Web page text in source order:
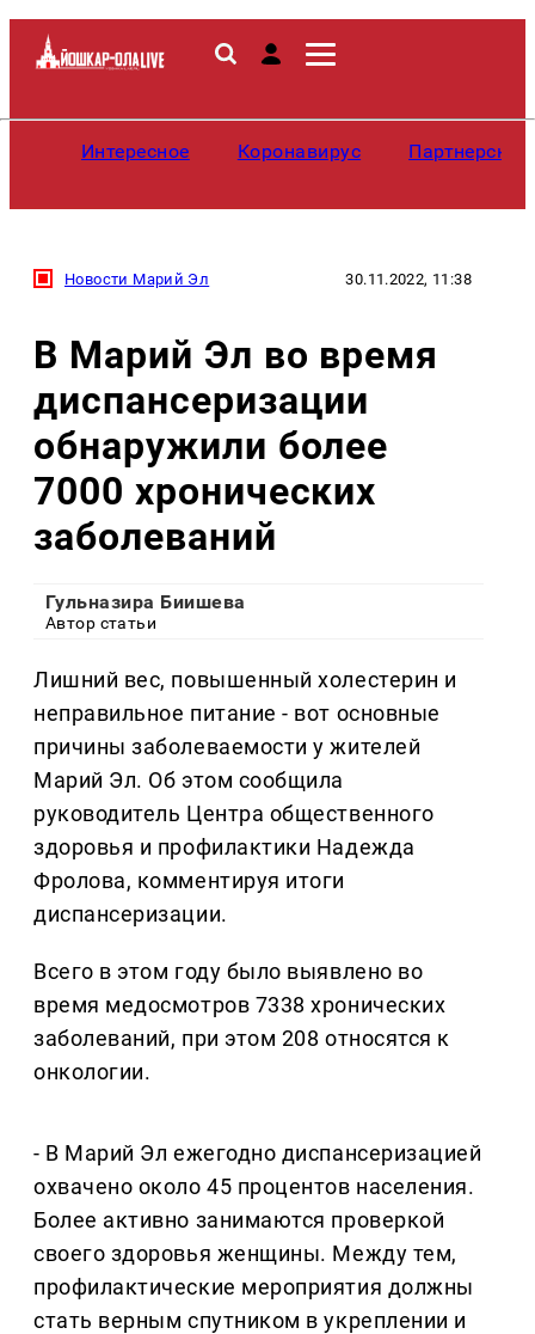
Интересное Коронавирус
Новости Марий Эл 30.11.2022, 11:38
В Марий Эл во время
диспансеризации
обнаружили более
7000 хронических
заболеваний
Гульназира Биишева
Автор статьи
Лишний вес, повышенный холестерин и
неправильное питание - вот основные
причины заболеваемости у жителей
Марий Эл. Об этом сообщила
руководитель Центра общественного
здоровья и профилактики Надежда
Фролова, комментируя итоги
диспансеризации.
Всего в этом году было выявлено во
время медосмотров 7338 хронических
заболеваний, при этом 208 относятся к
онкологии.
- В Марий Эл ежегодно диспансеризацией
охвачено около 45 процентов населения.
Более активно занимаются проверкой
своего здоровья женщины. Между тем,
профилактические мероприятия должны
стать верным спутником в укреплении и